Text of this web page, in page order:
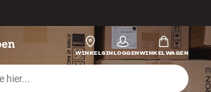
WINKELSINLOGGENWINKELWAGEN